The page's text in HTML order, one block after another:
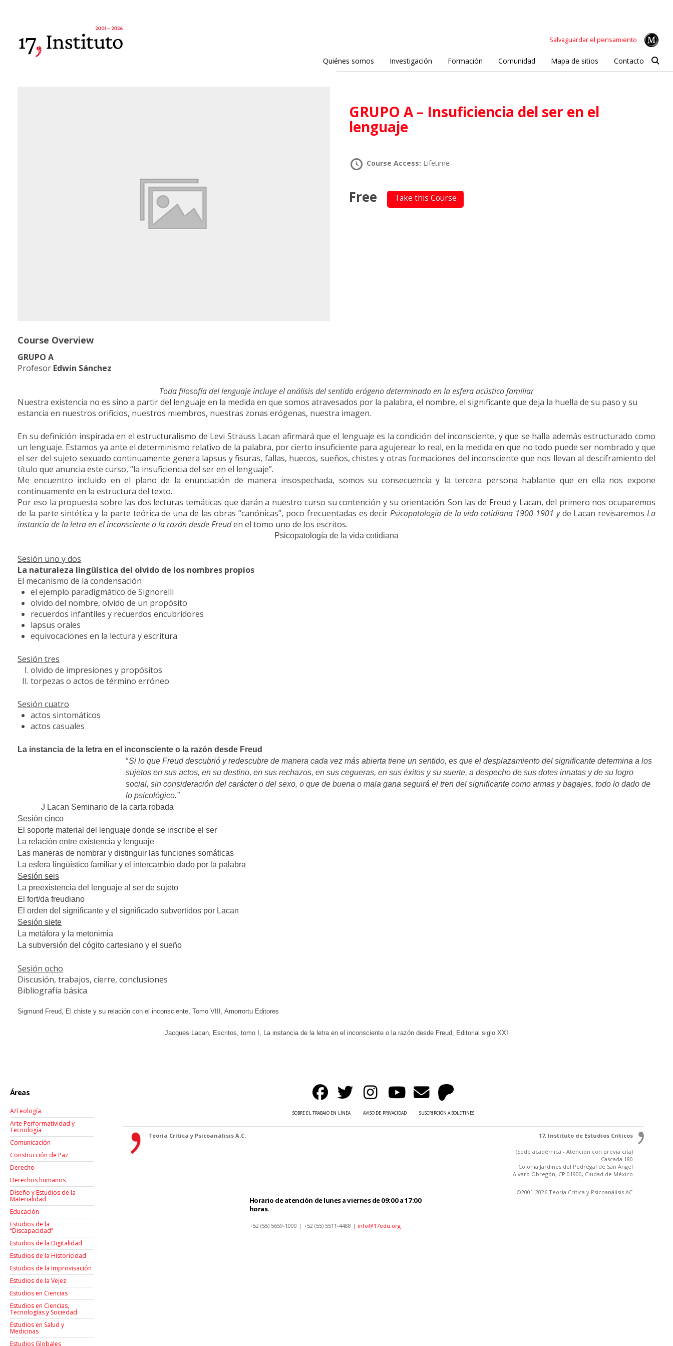
Salvaguardar el pensamiento
Quiénes somos Investigación Formación Comunidad Mapa de sitios Contacto
GRUPO A – Insuficiencia del ser en el
lenguaje
Course Access: Lifetime
Free Take this Course
Course Overview
GRUPO A
Profesor Edwin Sánchez
Toda filosofía del lenguaje incluyeel análisis del sentido erógeno determinado en la esfera acústico familiar
Nuestra existencia no es sino a partir del lenguaje en la medida en que somos atravesados por la palabra, el nombre, el significante que deja la huella de su paso y su
estancia en nuestros orificios, nuestros miembros, nuestras zonas erógenas, nuestra imagen.
En su definición inspirada en el estructuralismo de Levi Strauss Lacan afirmará que el lenguaje es la condición del inconsciente, y que se halla además estructurado como
un lenguaje. Estamos ya ante el determinismo relativo de la palabra, por cierto insuficiente para agujerear lo real, en la medida en que no todo puede ser nombrado y que
el ser del sujeto sexuado continuamente genera lapsus y fisuras, fallas, huecos, sueños, chistes y otras formaciones del inconsciente que nos llevan al desciframiento del
título que anuncia este curso, “la insuficiencia del ser en el lenguaje”.
Me encuentro incluido en el plano de la enunciación de manera insospechada, somos su consecuencia y la tercera persona hablante que en ella nos expone
continuamente en la estructura del texto.
Por eso la propuesta sobre las dos lecturas temáticas que darán a nuestro curso su contención y su orientación. Son las de Freud y Lacan, del primero nos ocuparemos
de la parte sintética y la parte teórica de una de las obras “canónicas”, poco frecuentadas es decirPsicopatología de la vida cotidiana 1900-1901 yde Lacan revisaremosLa
instancia de la letra en el inconsciente o la razón desde Freuden el tomo uno de los escritos.
Psicopatología de la vida cotidiana
Sesión uno y dos
La naturaleza lingüística del olvido de los nombres propios
El mecanismo de la condensación
el ejemplo paradigmático de Signorelli
olvido del nombre, olvido de un propósito
recuerdos infantiles y recuerdos encubridores
lapsus orales
equivocaciones en la lectura y escritura
Sesión tres
olvido de impresiones y propósitos
torpezas o actos de término erróneo
Sesión cuatro
actos sintomáticos
actos casuales
La instancia de la letra en el inconsciente o la razón desde Freud
“Si lo que Freud descubrió y redescubre de manera cada vez más abierta tiene un sentido, es que el desplazamiento del significante determina a los
sujetos en sus actos, en su destino, en sus rechazos, en sus cegueras, en sus éxitos y su suerte, a despecho de sus dotes innatas y de su logro
social, sin consideración del carácter o del sexo, o que de buena o mala gana seguirá el tren del significante como armas y bagajes, todo lo dado de
lo psicológico.”
J Lacan Seminario de la carta robada
Sesión cinco
El soporte material del lenguaje donde se inscribe el ser
La relación entre existencia y lenguaje
Las maneras de nombrar y distinguir las funciones somáticas
La esfera lingüístico familiar y el intercambio dado por la palabra
Sesión seis
La preexistencia del lenguaje al ser de sujeto
El fort/da freudiano
El orden del significante y el significado subvertidos por Lacan
Sesión siete
La metáfora y la metonimia
La subversión del cógito cartesiano y el sueño
Sesión ocho
Discusión, trabajos, cierre, conclusiones
Bibliografía básica
Sigmund Freud, El chiste y su relación con el inconsciente, Tomo VIII, Amorrortu Editores
Jacques Lacan, Escritos, tomo I, La instancia de la letra en el inconsciente o la razón desde Freud, Editorial siglo XXI
Áreas
A/Teología
Arte Performatividad y
Tecnología
Comunicación
Construcción de Paz
Derecho
Derechos humanos
Diseño y Estudios de la
Materialidad
Educación
Estudios de la
“Discapacidad”
Estudios de la Digitalidad
Estudios de la Historicidad
Estudios de la Improvisación
Estudios de la Vejez
Estudios en Ciencias
Estudios en Ciencias,
Tecnologías y Sociedad
Estudios en Salud y
Medicinas
Estudios Globales
SOBRE EL TRABAJO EN LÍNEA AVISO DE PRIVACIDAD SUSCRIPCIÓN A BOLETINES
Teoría Crítica y Psicoanálisis A.C. 17, Instituto de Estudios Críticos
(Sede académica - Atención con previa cita)
Cascada 180
Colonia Jardínes del Pedregal de San Ángel
Alvaro Obregón, CP 01900, Ciudad de México
Horario de atención de lunes a viernes de 09:00 a 17:00
horas.
+52 (55) 5659-1000 | +52 (55) 5511-4488 | info@17edu.org
©2001-2026 Teoría Crítica y Psicoanálisis AC